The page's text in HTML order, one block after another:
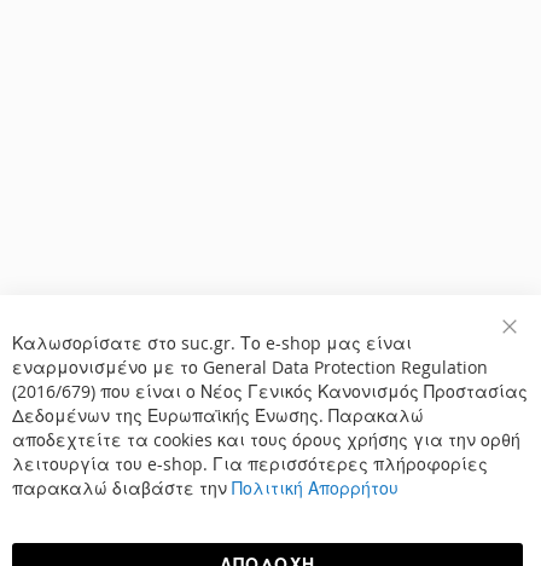
Καλωσορίσατε στο suc.gr. Το e-shop μας είναι
εναρμονισμένο με το General Data Protection Regulation
(2016/679) που είναι ο Νέος Γενικός Κανονισμός Προστασίας
Δεδομένων της Ευρωπαϊκής Ένωσης. Παρακαλώ
αποδεχτείτε τα cookies και τους όρους χρήσης για την ορθή
λειτουργία του e-shop. Για περισσότερες πλήροφορίες
παρακαλώ διαβάστε την Πολιτική Απορρήτου